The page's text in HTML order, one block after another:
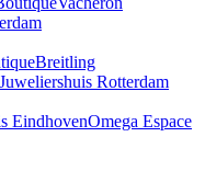
Breitling
Juweliershuis Rotterdam
EindhovenOmega Espace